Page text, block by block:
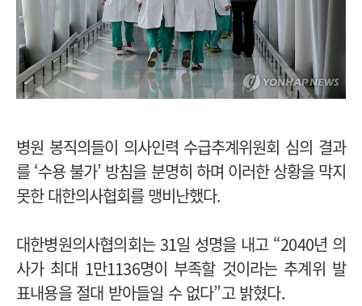
병원 봉직의들이 의사인력 수급추계위원회 심의 결과
를 ‘수용 불가’ 방침을 분명히 하며 이러한 상황을 막지
못한 대한의사협회를 맹비난했다.
대한병원의사협의회는 31일 성명을 내고 “2040년 의
사가 최대 1만1136명이 부족할 것이라는 추계위 발
표내용을 절대 받아들일 수 없다”고 밝혔다.